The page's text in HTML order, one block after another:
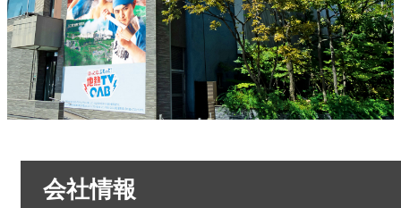
会社情報